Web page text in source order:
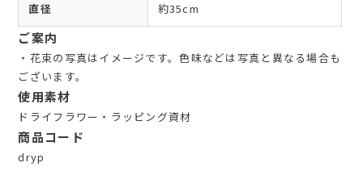
直径 約35cm
ご案内
・花束の写真はイメージです。色味などは写真と異なる場合も
ございます。
使用素材
ドライフラワー・ラッピング資材
商品コード
dryp